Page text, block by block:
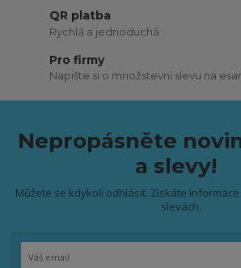
QR platba
Rychlá a jednoduchá
Pro firmy
Napište si o množstevní slevu na
Nepropásněte
a slevy!
Můžete se kdykoli odhlásit. Získáte
slevách.